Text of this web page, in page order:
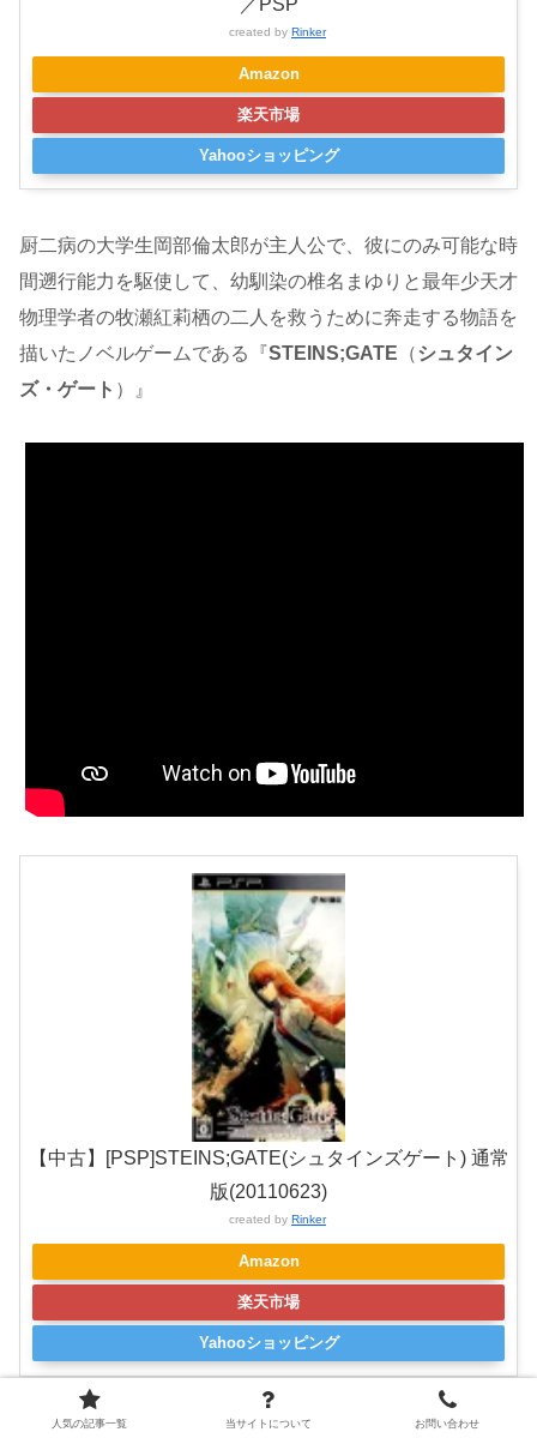
／PSP
created by Rinker
Amazon
楽天市場
Yahooショッピング
厨二病の大学生岡部倫太郎が主人公で、彼にのみ可能な時
間遡行能力を駆使して、幼馴染の椎名まゆりと最年少天才
物理学者の牧瀬紅莉栖の二人を救うために奔走する物語を
描いたノベルゲームである『STEINS;GATE （ シュタイン
ズ・ゲート ）』
【中古】[PSP]STEINS;GATE(シュタインズゲート) 通常
版(20110623)
created by Rinker
Amazon
楽天市場
Yahooショッピング
など、数々の名作ソフトが発売され大ヒットしました。
人気の記事一覧 当サイトについて お問い合わせ